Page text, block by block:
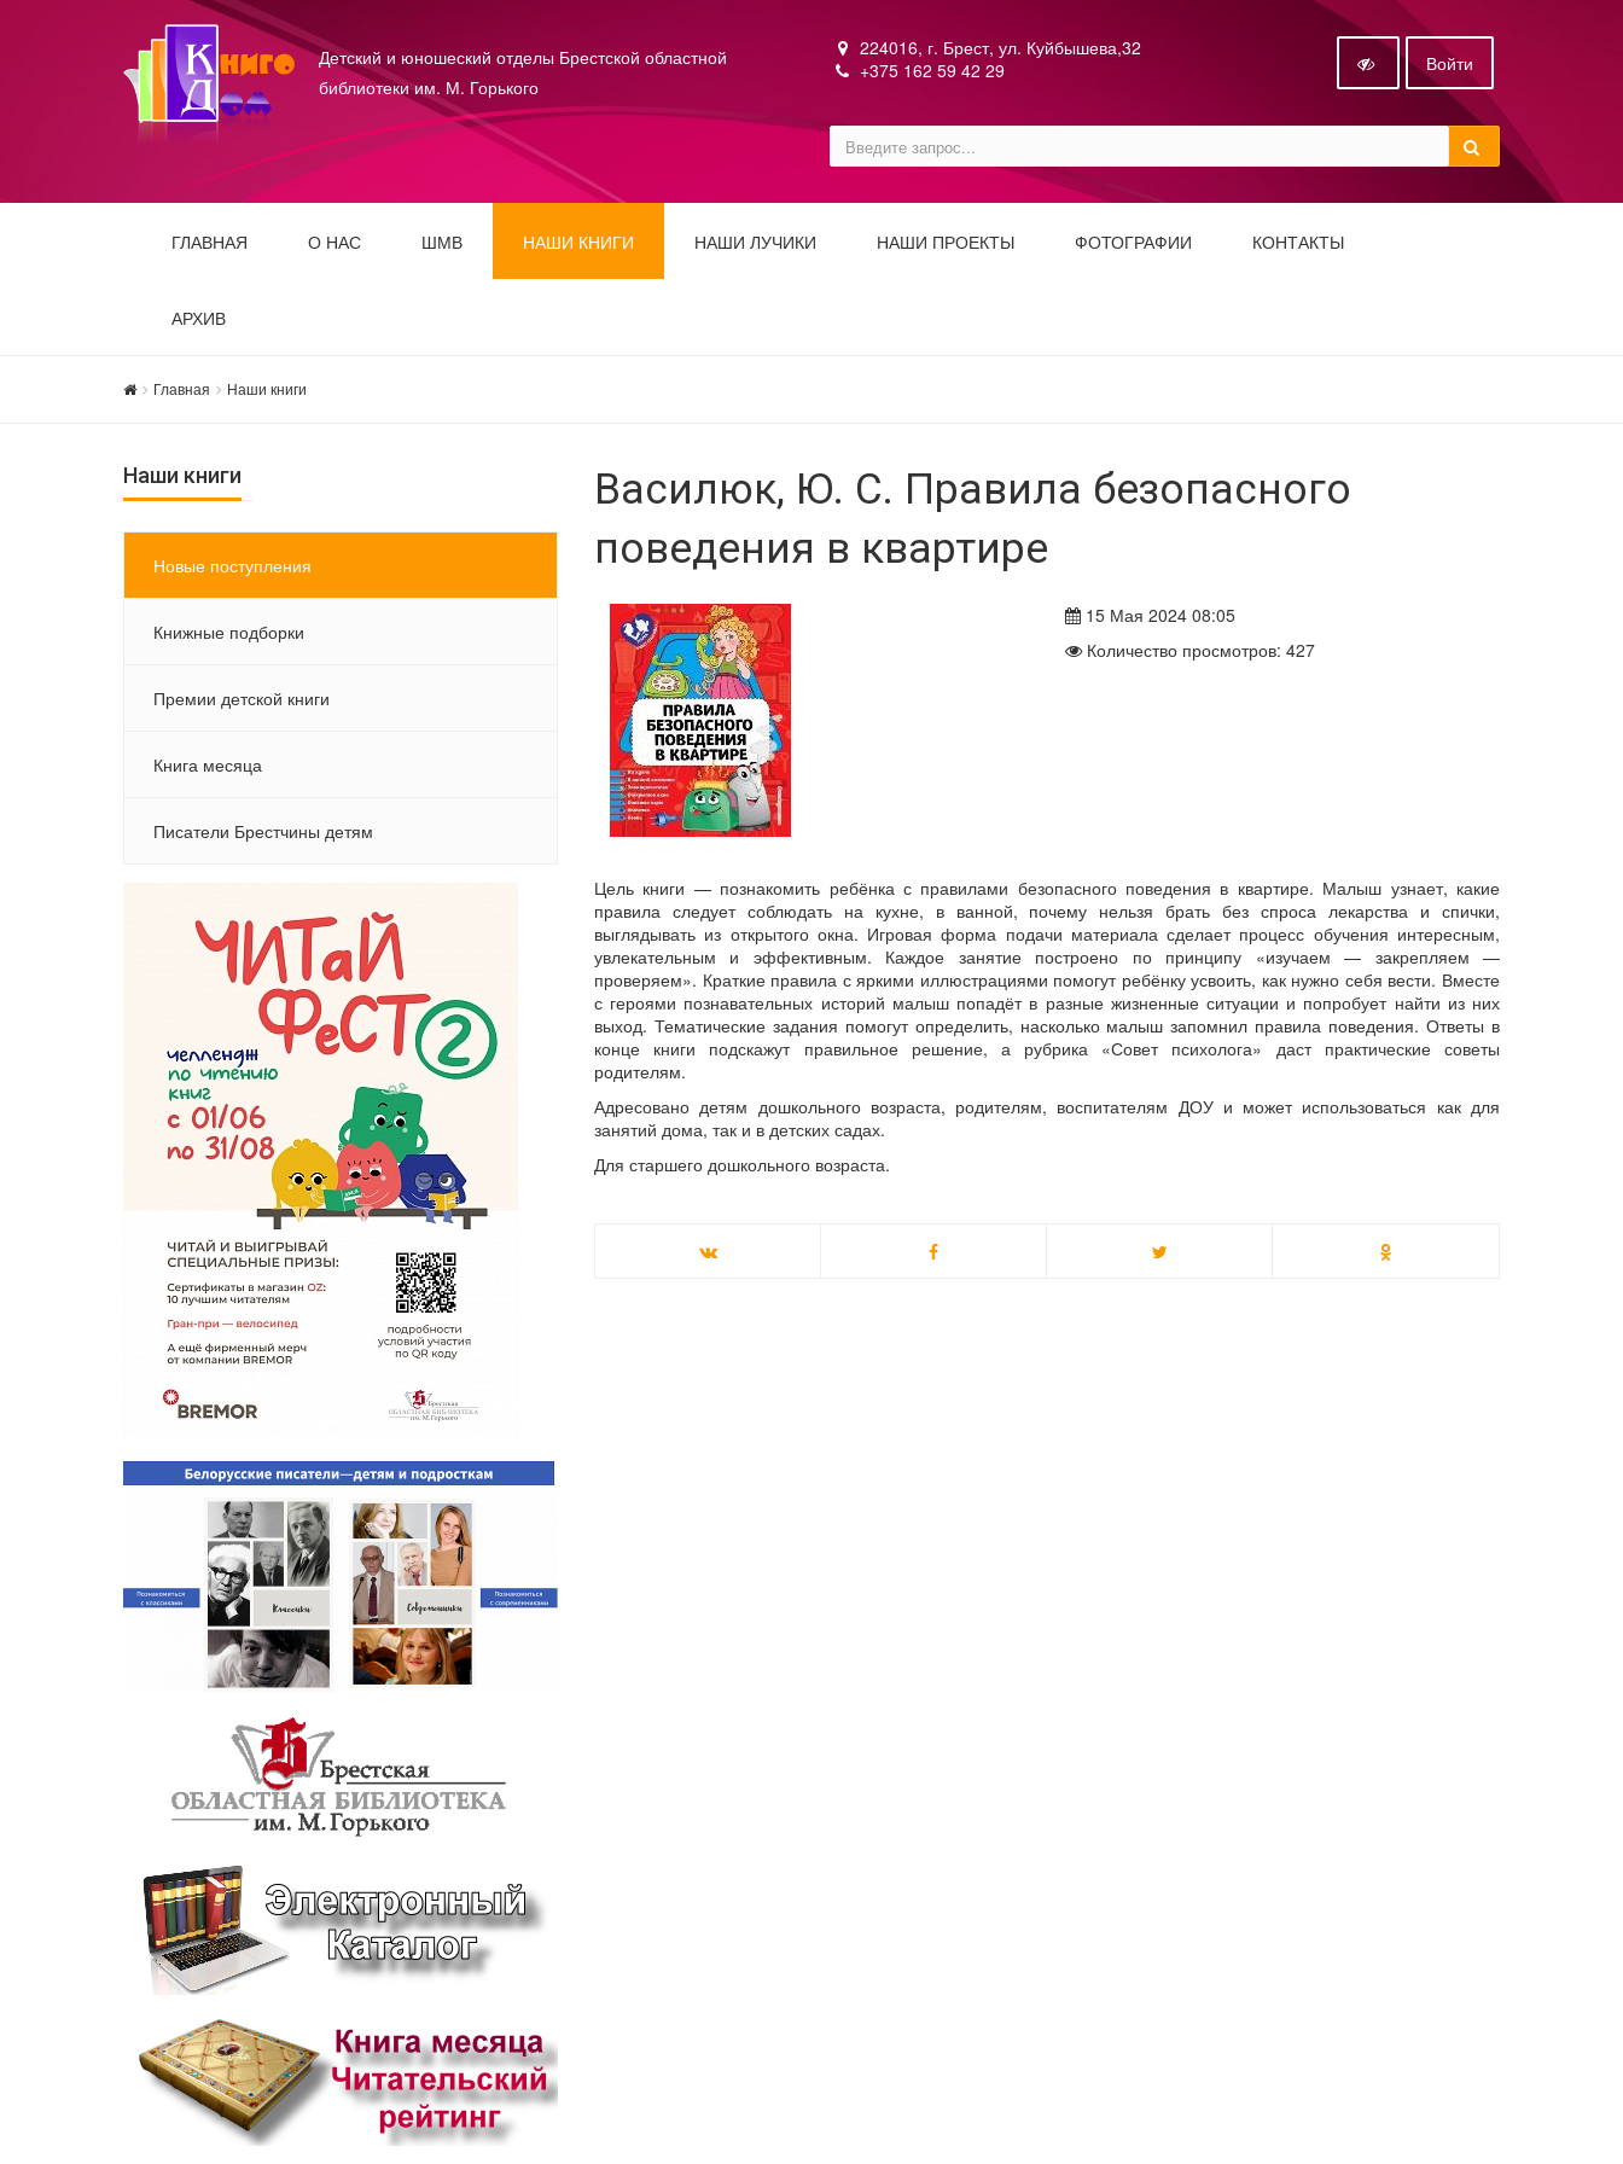
Детский и юношеский отделы Брестской областной
библиотеки им. М. Горького
224016, г. Брест, ул. Куйбышева,32
+375 162 59 42 29
Войти
ГЛАВНАЯ О НАС ШМВ НАШИ КНИГИ НАШИ ЛУЧИКИ НАШИ ПРОЕКТЫ ФОТОГРАФИИ КОНТАКТЫ
АРХИВ
Главная Наши книги
Наши книги
Новые поступления
Книжные подборки
Премии детской книги
Книга месяца
Писатели Брестчины детям
Василюк, Ю. С. Правила безопасного
поведения в квартире
15 Мая 2024 08:05
Количество просмотров: 427
Цель книги — познакомить ребёнка с правилами безопасного поведения в квартире. Малыш узнает, какие
правила следует соблюдать на кухне, в ванной, почему нельзя брать без спроса лекарства и спички,
выглядывать из открытого окна. Игровая форма подачи материала сделает процесс обучения интересным,
увлекательным и эффективным. Каждое занятие построено по принципу «изучаем — закрепляем —
проверяем». Краткие правила с яркими иллюстрациями помогут ребёнку усвоить, как нужно себя вести. Вместе
с героями познавательных историй малыш попадёт в разные жизненные ситуации и попробует найти из них
выход. Тематические задания помогут определить, насколько малыш запомнил правила поведения. Ответы в
конце книги подскажут правильное решение, а рубрика «Совет психолога» даст практические советы
родителям.
Адресовано детям дошкольного возраста, родителям, воспитателям ДОУ и может использоваться как для
занятий дома, так и в детских садах.
Для старшего дошкольного возраста.